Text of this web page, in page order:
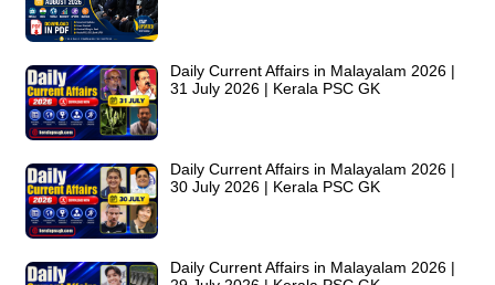
Daily Current Affairs in Malayalam 2026 |
31 July 2026 | Kerala PSC GK
Daily Current Affairs in Malayalam 2026 |
30 July 2026 | Kerala PSC GK
Daily Current Affairs in Malayalam 2026 |